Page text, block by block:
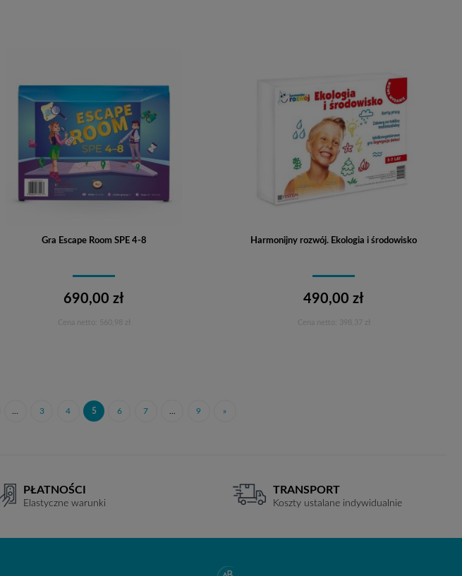
Gra Escape Room SPE 4-8
690,00 zł
560,98 zł
Harmonijny rozwój. Ekologia i środowisko
490,00 zł
398,37 zł
3 4 5 6 7 9 »
PŁATNOŚCI
Elastyczne warunki
TRANSPORT
Koszty ustalane indywidualnie